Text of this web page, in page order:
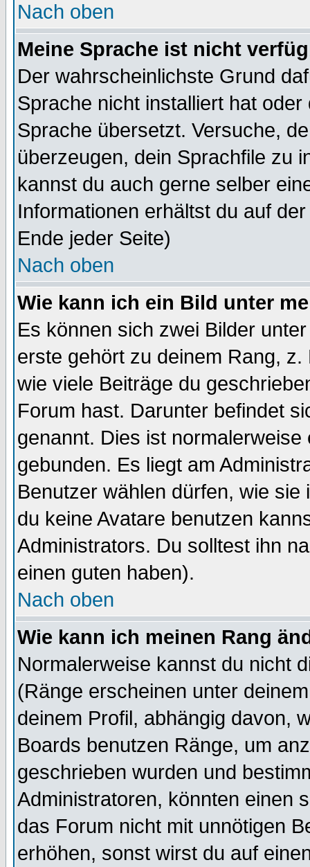
Nach oben
Meine Sprache ist nicht
Der wahrscheinlichste Grund
Sprache nicht installiert hat
Sprache übersetzt. Versuche,
überzeugen, dein Sprachfile zu
kannst du auch gerne selber
Informationen erhältst du auf
Ende jeder Seite)
Nach oben
Wie kann ich ein Bild unter
Es können sich zwei Bilder
erste gehört zu deinem Rang,
wie viele Beiträge du
Forum hast. Darunter befindet
genannt. Dies ist
gebunden. Es liegt am
Benutzer wählen dürfen, wie
du keine Avatare benutzen
Administrators. Du solltest ihn
einen guten haben).
Nach oben
Wie kann ich meinen Rang
Normalerweise kannst du nicht
(Ränge erscheinen unter
deinem Profil, abhängig davon,
Boards benutzen Ränge, um
geschrieben wurden und
Administratoren, könnten einen
das Forum nicht mit unnötigen
erhöhen, sonst wirst du auf